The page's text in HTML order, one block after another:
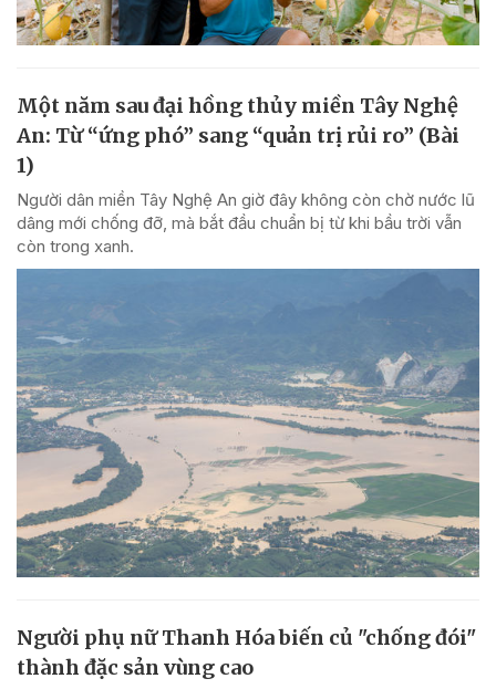
Một năm sau đại hồng thủy miền Tây Nghệ
An: Từ “ứng phó” sang “quản trị rủi ro” (Bài
1)
Người dân miền Tây Nghệ An giờ đây không còn chờ nước lũ
dâng mới chống đỡ, mà bắt đầu chuẩn bị từ khi bầu trời vẫn
còn trong xanh.
Người phụ nữ Thanh Hóa biến củ "chống đói"
thành đặc sản vùng cao